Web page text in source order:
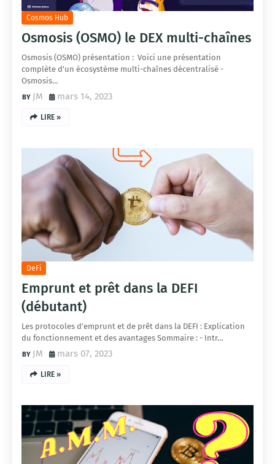
Cosmos Hub
Osmosis (OSMO) le DEX multi-chaînes
Osmosis (OSMO) présentation : Voici une présentation
complète d'un écosystème multi-chaînes décentralisé -
Osmosis…
JM mars 14, 2023
LIRE »
DeFi
Emprunt et prêt dans la DEFI
(débutant)
Les protocoles d'emprunt et de prêt dans la DEFI : Explication
du fonctionnement et des avantages Sommaire : - Intr…
JM mars 07, 2023
LIRE »